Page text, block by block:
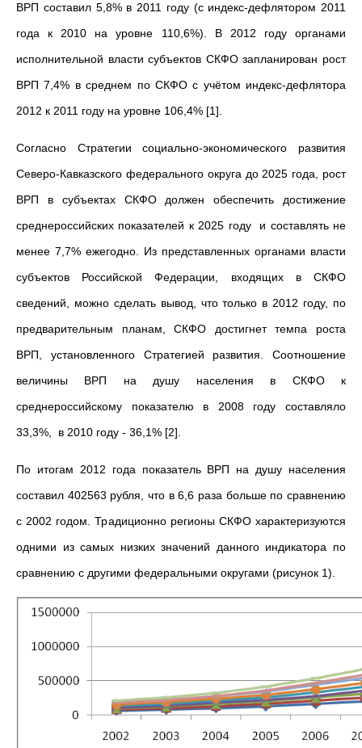
ВРП составил 5,8% в 2011 году (с индекс-дефлятором 2011
года к 2010 на уровне 110,6%). В 2012 году органами
исполнительной власти субъектов СКФО запланирован рост
ВРП 7,4% в среднем по СКФО с учётом индекс-дефлятора
2012 к 2011 году на уровне 106,4% [1].
Согласно Стратегии социально-экономического развития
Северо-Кавказского федерального округа до 2025 года, рост
ВРП в субъектах СКФО должен обеспечить достижение
среднероссийских показателей к 2025 году и составлять не
менее 7,7% ежегодно. Из представленных органами власти
субъектов Российской Федерации, входящих в СКФО
сведений, можно сделать вывод, что только в 2012 году, по
предварительным планам, СКФО достигнет темпа роста
ВРП, установленного Стратегией развития. Соотношение
величины ВРП на душу населения в СКФО к
среднероссийскому показателю в 2008 году составляло
33,3%, в 2010 году - 36,1% [2].
По итогам 2012 года показатель ВРП на душу населения
составил 402563 рубля, что в 6,6 раза больше по сравнению
с 2002 годом. Традиционно регионы СКФО характеризуются
одними из самых низких значений данного индикатора по
сравнению с другими федеральными округами (рисунок 1).